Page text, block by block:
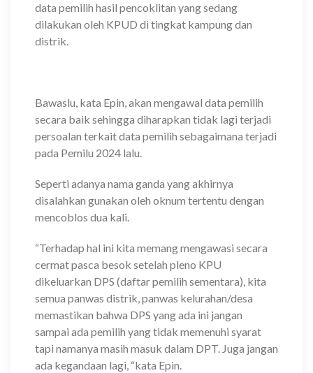
data pemilih hasil pencoklitan yang sedang
dilakukan oleh KPUD di tingkat kampung dan
distrik.
Bawaslu, kata Epin, akan mengawal data pemilih
secara baik sehingga diharapkan tidak lagi terjadi
persoalan terkait data pemilih sebagaimana terjadi
pada Pemilu 2024 lalu.
Seperti adanya nama ganda yang akhirnya
disalahkan gunakan oleh oknum tertentu dengan
mencoblos dua kali.
“Terhadap hal ini kita memang mengawasi secara
cermat pasca besok setelah pleno KPU
dikeluarkan DPS (daftar pemilih sementara), kita
semua panwas distrik, panwas kelurahan/desa
memastikan bahwa DPS yang ada ini jangan
sampai ada pemilih yang tidak memenuhi syarat
tapi namanya masih masuk dalam DPT. Juga jangan
ada kegandaan lagi, “kata Epin.